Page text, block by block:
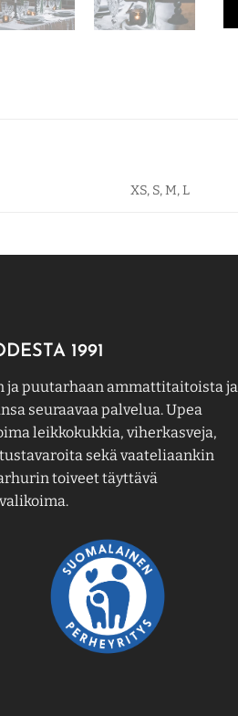
XS, S, M, L
1991
ja puutarhaan ammattitaitoista ja
seuraavaa palvelua. Upea
leikkokukkia, viherkasveja,
sekä vaateliaankin
toiveet täyttävä